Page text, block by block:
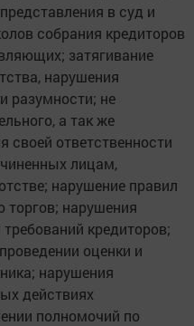
в суд и
собрания кредиторов
затягивание
нарушения
разумности; не
а так же
своей ответственности
лицам,
нарушение правил
торгов; нарушения
кредиторов;
оценки и
нарушения
действиях
полномочий по